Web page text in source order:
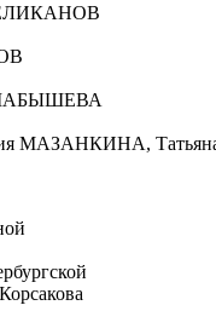
ШАБЫШЕВА
МАЗАНКИНА,